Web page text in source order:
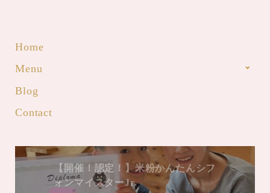
Home
Menu
Blog
Contact
【開催！認定！】米粉かんたんシフ
ォンマイスターJr.